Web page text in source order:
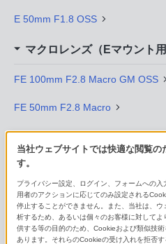
E 50mm F1.8 OSS
マクロレンズ（Eマウント用
FE 100mm F2.8 Macro GM OSS
FE 50mm F2.8 Macro
FE 90mm F2.8 Macro G OSS
E 30mm F3.5 Macro
コンバーターレンズ（Eマ
SEL14TC
当社ウェブサイトでは快適な閲覧
す。
プライバシー設定、ログイン、フォームへの
用者のアクションに応じてのみ設定される
停止することができません。また、当社は、
析するため、あるいは個々のお客様に対して
供する等の目的のため、Cookieおよび類似技
あります。それらのCookieの受け入れを拒否